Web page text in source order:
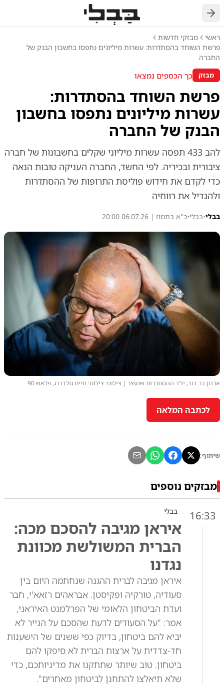
חזרה
ראשי
מבזקי חדשות
פרשת השוחד בהסתדרות: עשרות מיליונים נתפסו בחשבון הבנק של
החברה
מבזק כך הכספים נמצאו
פרשת השוחד בהסתדרות:
עשרות מיליונים נתפסו בחשבון
הבנק של החברה
להב 433 תפסה עשרות מיליוני שקלים בחשבונות של חברה
ציבורית ובכיריה. לפי החשד, החברה העניקה טובות הנאה
כדי לקדם את חידוש פוליסת התרופות של ההסתדרות
ולהגדיל את רווחיה
בבלי•בבלי•כ"א בתמוז | 06.07.26 20:00
ארנון בר דוד, יו"ר ההסתדרות שנעצר | צילום: צילום: חיים גולדברג, פלאש 90
לכתבה המלאה
שיתוף:
מבזקים נוספים
16:33 בבלי
איראן מגיבה להסכם מכה:
הברית המשולשת מכוונת
נגדנו
איראן מגיבה לברית ההגנה שנחתמה היום בין
סעודיה, טורקיה ופקיסטן. אבראהים רזאא'י, חבר
ועדת הביטחון הלאומי של הפרלמנט האיראני,
אמר: "על הסעודים לדעת שהסכם על הנייר לא
יביא להם ביטחון, בדיוק כפי ששנים של הישענות
חד-צדדית על ארצות הברית לא סיפקו להם
ביטחון. טוב שיותר שתתקנו את מדיניותכם, כדי
שלא תיאלצו להתחנן לביטחון מאחרים".